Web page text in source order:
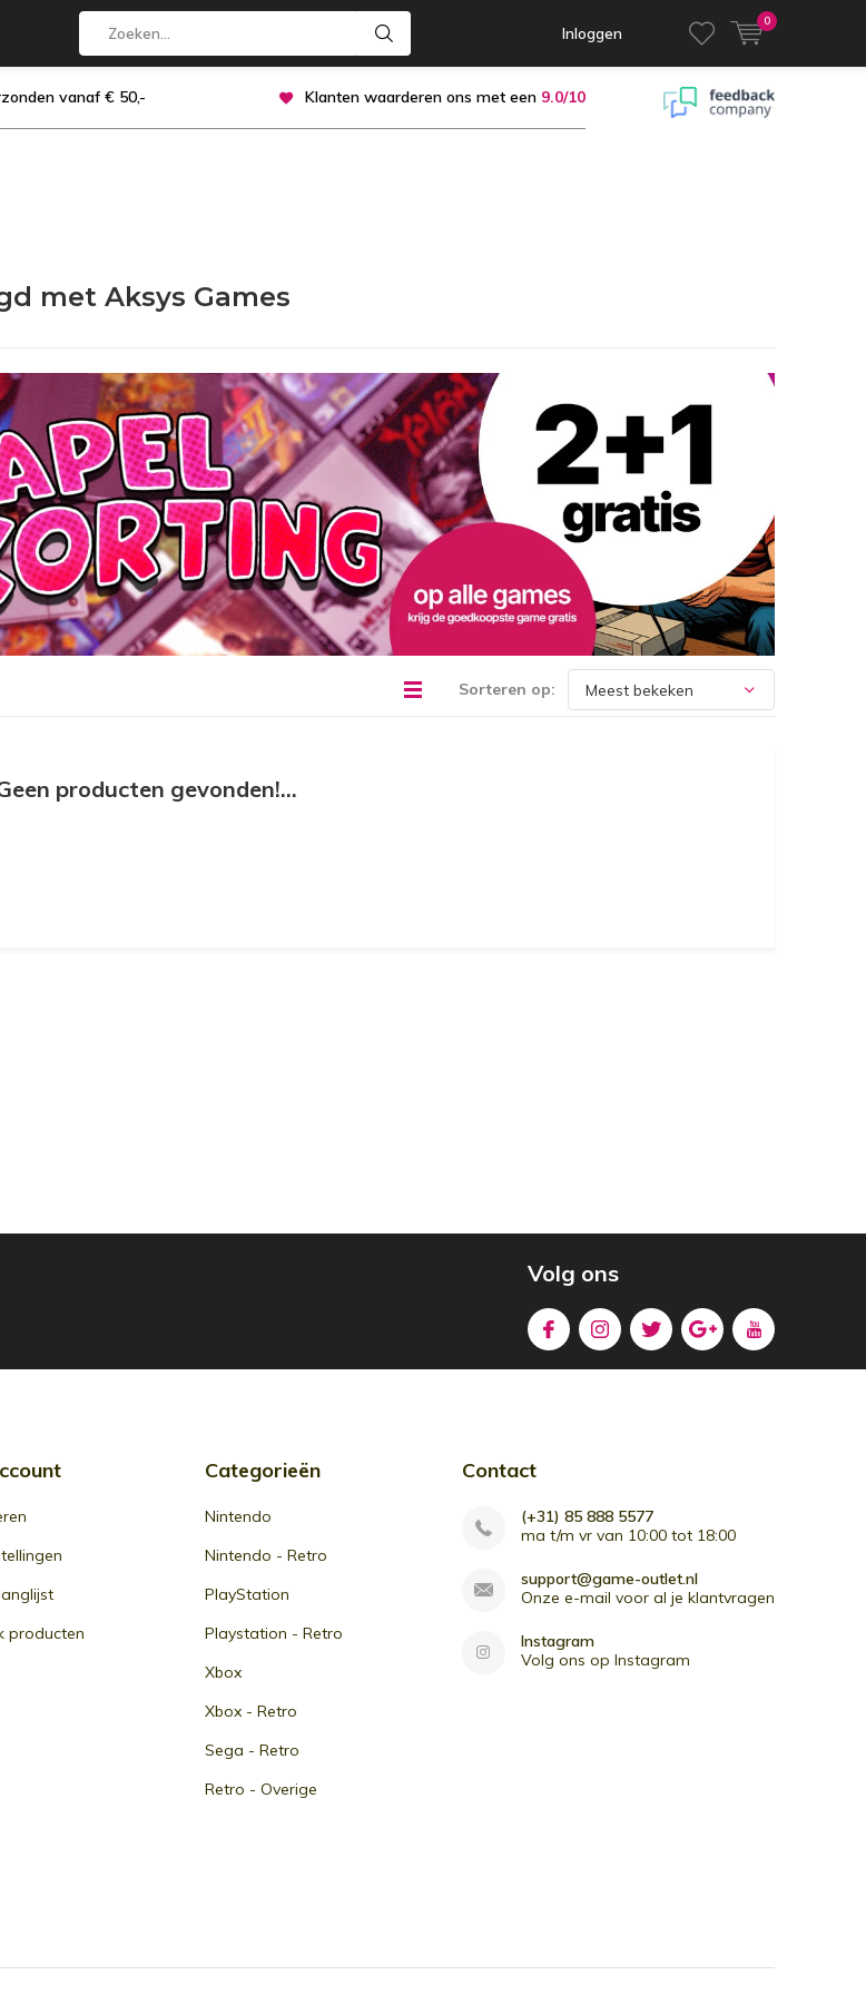
Inloggen
0
vanaf € 50,- Klanten waarderen ons met een 9.0/10
met Aksys Games
Sorteren op:
producten gevonden!...
Volg ons
producten
Categorieën
Nintendo
Nintendo - Retro
PlayStation
Playstation - Retro
Xbox
Xbox - Retro
Sega - Retro
Retro - Overige
Contact
(+31) 85 888 5577
ma t/m vr van 10:00 tot 18:00
support@game-outlet.nl
Onze e-mail voor al je klantvragen
Instagram
Volg ons op Instagram